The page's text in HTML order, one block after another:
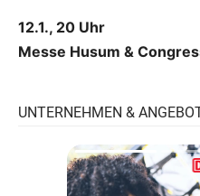
12.1., 20 Uhr
Messe Husum &